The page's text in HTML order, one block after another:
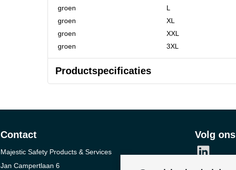
groen
L
groen
XL
groen
XXL
groen
3XL
Productspecificaties
Contact
Majestic Safety Products & Services
Jan Campertlaan 6
Volg ons